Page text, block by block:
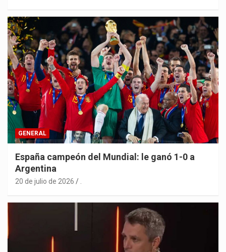
GENERAL
España campeón del Mundial: le ganó 1-0 a
Argentina
20 de julio de 2026